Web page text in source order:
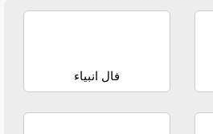
فال انبیاء